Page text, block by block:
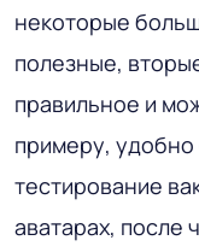
некоторые
полезные,
правильное и
примеру,
тестирование
аватарах, после